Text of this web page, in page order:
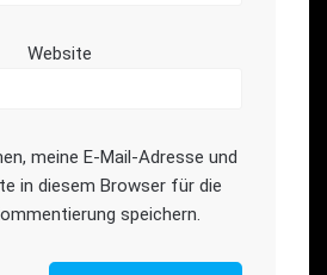
Website
meine E-Mail-Adresse und
in diesem Browser für die
speichern.